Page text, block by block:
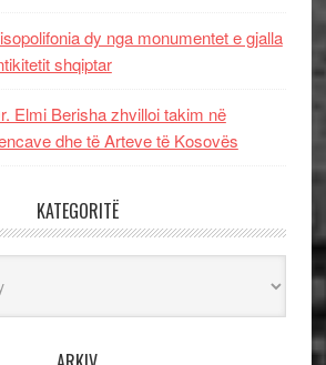
dy nga monumentet e gjalla
shqiptar
Elmi Berisha zhvilloi takim në
dhe të Arteve të Kosovës
KATEGORITË